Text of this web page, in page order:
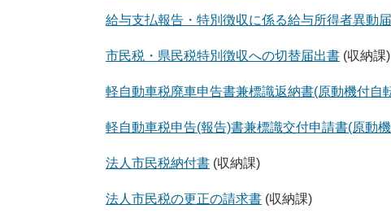
給与支払報告・特別徴収に係る給与所得者異動
市民税・県民税特別徴収への切替届出書 (収納課)
軽自動車税廃車申告書兼標識返納書(原動機付自
軽自動車税申告(報告)書兼標識交付申請書(原動
法人市民税納付書 (収納課)
法人市民税の更正の請求書 (収納課)